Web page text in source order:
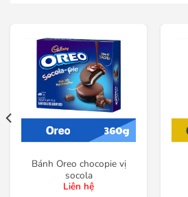
Bánh Oreo chocopie vị
socola
Liên hệ